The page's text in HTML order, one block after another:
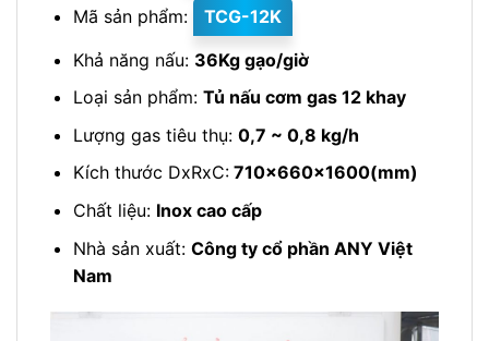
Mã sản phẩm:
TCG-12K
Khả năng nấu: 36Kg gạo/giờ
Loại sản phẩm: Tủ nấu cơm gas 12 khay
Lượng gas tiêu thụ: 0,7 ~ 0,8 kg/h
Kích thước DxRxC:710x660x1600(mm)
Chất liệu: Inox cao cấp
Nhà sản xuất: Công ty cổ phần ANY Việt
Nam